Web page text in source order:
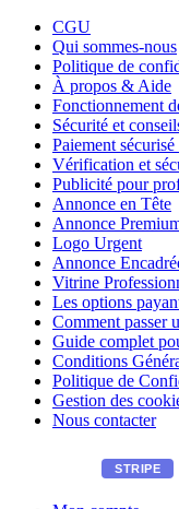
CGU
Qui sommes-nous
Politique de
À propos & Aide
Fonctionnement
Sécurité et
Paiement
Vérification et
Publicité pour
Annonce en Tête
Annonce
Logo Urgent
Annonce
Vitrine
Les options
Comment passer
Guide complet
Conditions
Politique de
Gestion des
Nous contacter
STRIPE